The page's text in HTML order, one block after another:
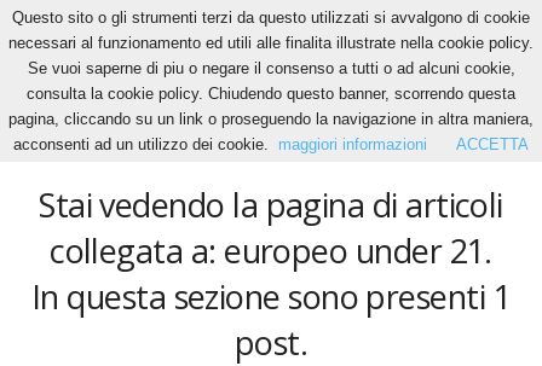
Home Tags Europeo under 21
europeo under 21
Stai vedendo la pagina di articoli
collegata a: europeo under 21.
In questa sezione sono presenti 1
post.
Questo sito o gli strumenti terzi da questo utilizzati si avvalgono di cookie
necessari al funzionamento ed utili alle finalita illustrate nella cookie policy.
Se vuoi saperne di piu o negare il consenso a tutti o ad alcuni cookie,
consulta la cookie policy. Chiudendo questo banner, scorrendo questa
pagina, cliccando su un link o proseguendo la navigazione in altra maniera,
acconsenti ad un utilizzo dei cookie.
maggiori informazioni ACCETTA